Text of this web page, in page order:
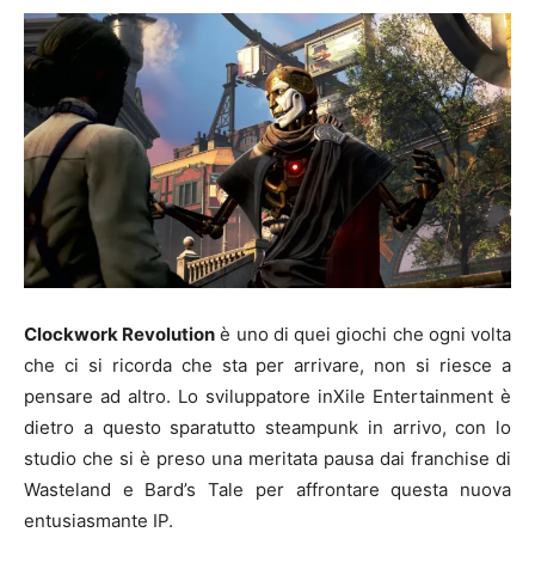
Clockwork Revolution è uno di quei giochi che ogni volta
che ci si ricorda che sta per arrivare, non si riesce a
pensare ad altro. Lo sviluppatore inXile Entertainment è
dietro a questo sparatutto steampunk in arrivo, con lo
studio che si è preso una meritata pausa dai franchise di
Wasteland e Bard’s Tale per affrontare questa nuova
entusiasmante IP.